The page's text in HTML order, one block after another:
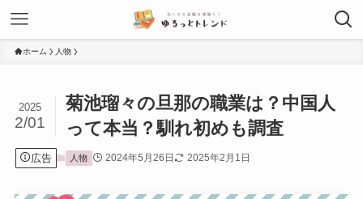
ホーム 人物
菊池瑠々の旦那の職業は？中国人
って本当？馴れ初めも調査
2025
2/01
広告 人物 2024年5月26日 2025年2月1日